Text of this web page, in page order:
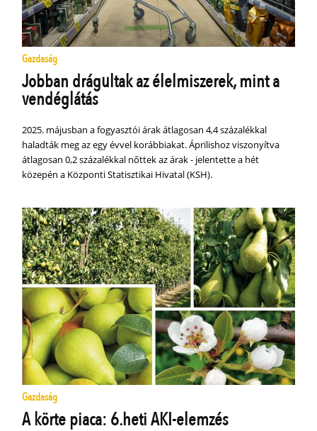
Gazdaság
Jobban drágultak az élelmiszerek, mint a
vendéglátás
2025. májusban a fogyasztói árak átlagosan 4,4 százalékkal
haladták meg az egy évvel korábbiakat. Áprilishoz viszonyítva
átlagosan 0,2 százalékkal nőttek az árak - jelentette a hét
közepén a Központi Statisztikai Hivatal (KSH).
Gazdaság
A körte piaca: 6.heti AKI-elemzés